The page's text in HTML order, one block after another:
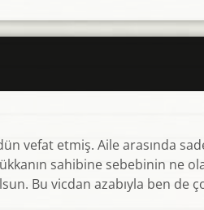
vefat etmiş. Aile arasında
sahibine sebebinin ne
Bu vicdan azabıyla ben de